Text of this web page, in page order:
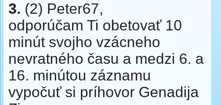
3. (2) Peter67,
odporúčam Ti obetovať 10
minút svojho vzácneho
nevratného času a medzi 6. a
16. minútou záznamu
vypočuť si príhovor Genadija